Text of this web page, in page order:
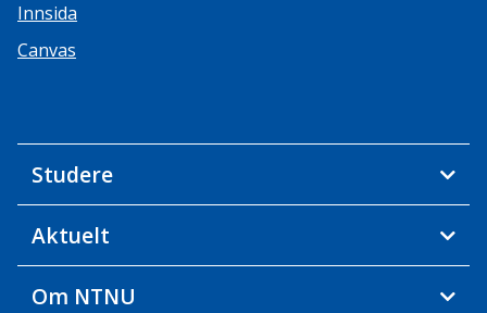
Innsida
Canvas
Studere
Aktuelt
Om NTNU